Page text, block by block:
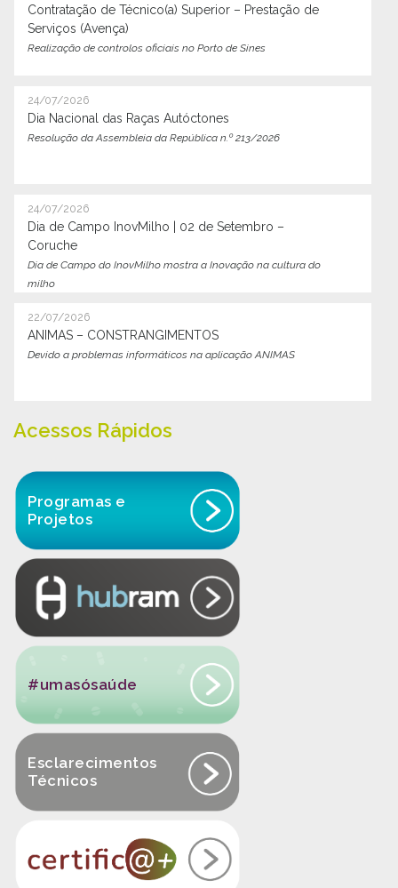
Contratação de Técnico(a) Superior – Prestação de
Serviços (Avença)
Realização de controlos oficiais no Porto de Sines
24/07/2026
Dia Nacional das Raças Autóctones
Resolução da Assembleia da República n.º 213/2026
24/07/2026
Dia de Campo InovMilho | 02 de Setembro –
Coruche
Dia de Campo do InovMilho mostra a Inovação na cultura do
milho
22/07/2026
ANIMAS – CONSTRANGIMENTOS
Devido a problemas informáticos na aplicação ANIMAS
Acessos Rápidos
Programas e
Projetos
#umasósaúde
Esclarecimentos
Técnicos